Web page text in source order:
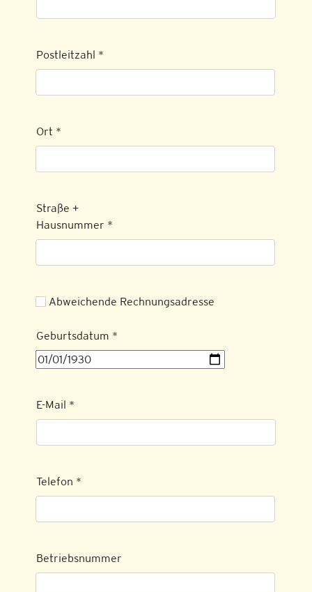
Postleitzahl *
Ort *
Straße +
Hausnummer *
Abweichende Rechnungsadresse
Geburtsdatum *
E-Mail *
Telefon *
Betriebsnummer